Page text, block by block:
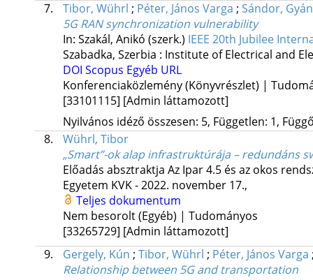
7.
Tibor, Wührl ; Péter, János Varga ; Sándor,
5G RAN synchronization vulnerability
In: Szakál, Anikó (szerk.) IEEE 20th Jubilee
Szabadka, Szerbia : Institute of Electrical and
DOI Scopus Egyéb URL
Konferenciaközlemény (Könyvrészlet) |
[33101115] [Admin láttamozott]
Nyilvános idéző összesen: 5, Független: 1,
8.
Wührl, Tibor
„Smart”-ok alap infrastruktúrája – redundáns
Előadás absztraktja Az Ipar 4.5 és az okos
Egyetem KVK - 2022. november 17.,
Teljes dokumentum
Nem besorolt (Egyéb) | Tudományos
[33265729] [Admin láttamozott]
9.
Gergely, Kún ; Tibor, Wührl ; Péter, János Varga
Relationship between 5G and transportation